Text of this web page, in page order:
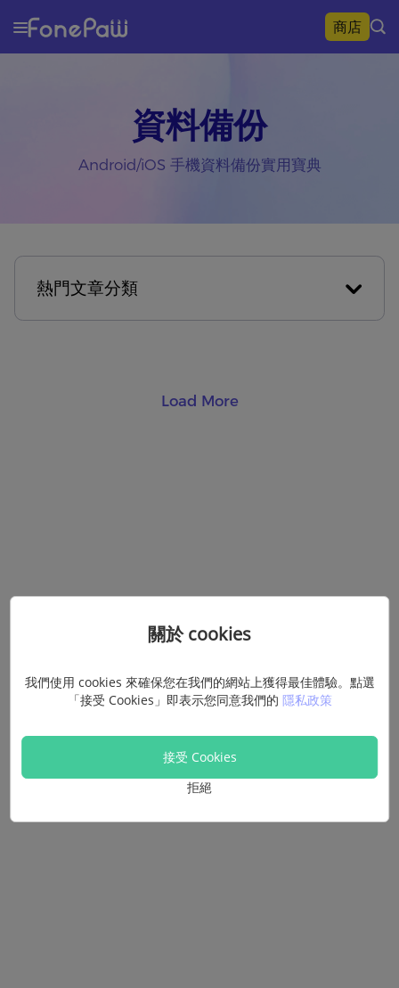
商店
資料備份
Android/iOS 手機資料備份實用寶典
Load More
熱門文章分類
關於 cookies
我們使用 cookies 來確保您在我們的網站上獲得最佳體驗。點選
「接受 Cookies」即表示您同意我們的 隱私政策
接受 Cookies
拒絕